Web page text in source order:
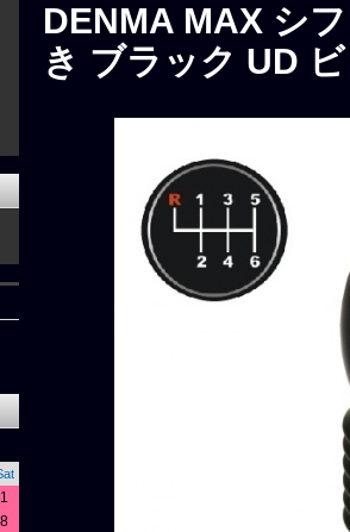
DENMA MAX シ
き ブラック UD
1
8